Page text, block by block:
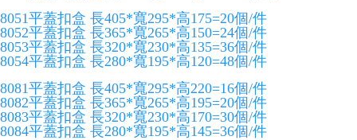
8051平蓋扣盒 長405*寬295*高175=20個/件
8052平蓋扣盒 長365*寬265*高150=24個/件
8053平蓋扣盒 長320*寬230*高135=36個/件
8054平蓋扣盒 長280*寬195*高120=48個/件
8081平蓋扣盒 長405*寬295*高220=16個/件
8082平蓋扣盒 長365*寬265*高195=20個/件
8083平蓋扣盒 長320*寬230*高170=30個/件
8084平蓋扣盒 長280*寬195*高145=36個/件